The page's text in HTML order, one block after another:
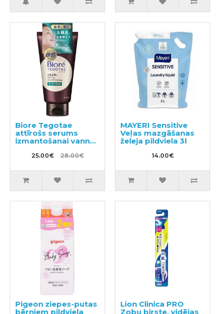
Biore Tegotae
attīrošs serums
izmantošanai vannā
25.00€ 28.00€
MAYERI Sensitive
Veļas mazgāšanas
želeja pildviela 3l
14.00€
Pigeon ziepes-putas
bērniem pildviela
Lion Clinica PRO
Zobu birste, vidējas